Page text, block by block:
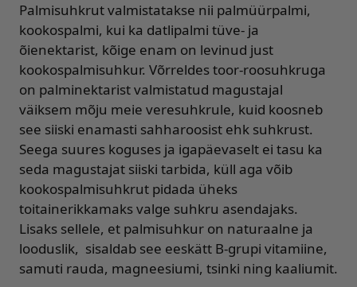
Palmisuhkrut valmistatakse nii palmüürpalmi,
kookospalmi, kui ka datlipalmi tüve- ja
õienektarist, kõige enam on levinud just
kookospalmisuhkur. Võrreldes toor-roosuhkruga
on palminektarist valmistatud magustajal
väiksem mõju meie veresuhkrule, kuid koosneb
see siiski enamasti sahharoosist ehk suhkrust.
Seega suures koguses ja igapäevaselt ei tasu ka
seda magustajat siiski tarbida, küll aga võib
kookospalmisuhkrut pidada üheks
toitainerikkamaks valge suhkru asendajaks.
Lisaks sellele, et palmisuhkur on naturaalne ja
looduslik, sisaldab see eeskätt B-grupi vitamiine,
samuti rauda, magneesiumi, tsinki ning kaaliumit.